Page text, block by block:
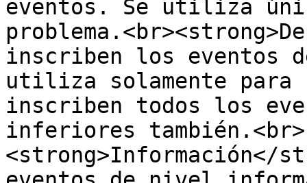
eventos. Se utiliza
inscriben los eventos
utiliza solamente para
inscriben todos los
inferiores también.<br>
<strong>Información</